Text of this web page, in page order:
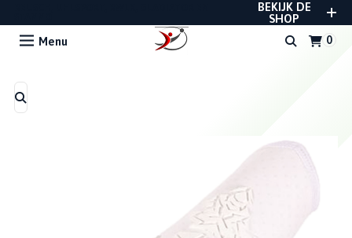
BEKIJK DE
SHOP
Menu